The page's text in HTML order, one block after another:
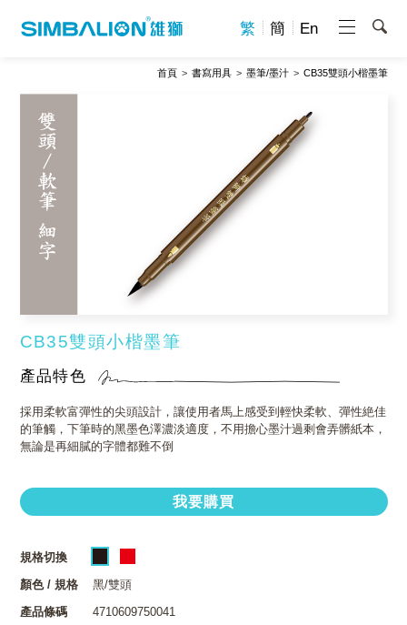
繁 簡 En
首頁 書寫用具 墨筆/墨汁 CB35雙頭小楷墨筆
CB35雙頭小楷墨筆
產品特色
採用柔軟富彈性的尖頭設計，讓使用者馬上感受到輕快柔軟、彈性絶佳
的筆觸，下筆時的黑墨色澤濃淡適度，不用擔心墨汁過剩會弄髒紙本，
無論是再細膩的字體都難不倒
我要購買
規格切換
顏色 / 規格
黑/雙頭
產品條碼
4710609750041